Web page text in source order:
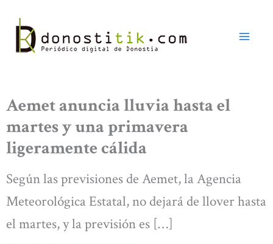
contenido
Aemet anuncia lluvia hasta el
martes y una primavera
ligeramente cálida
Según las previsiones de Aemet, la Agencia
Meteorológica Estatal, no dejará de llover hasta
el martes, y la previsión es […]